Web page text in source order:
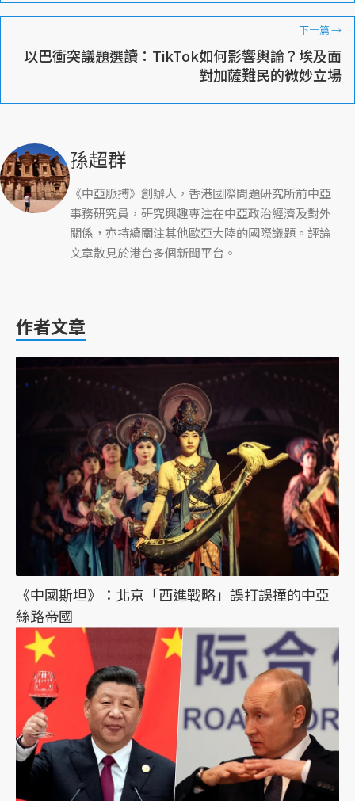
下一篇→
以巴衝突議題選讀：TikTok如何影響輿論？埃及面
對加薩難民的微妙立場
孫超群
《中亞脈搏》創辦人，香港國際問題研究所前中亞
事務研究員，研究興趣專注在中亞政治經濟及對外
關係，亦持續關注其他歐亞大陸的國際議題。評論
文章散見於港台多個新聞平台。
作者文章
《中國斯坦》：北京「西進戰略」誤打誤撞的中亞
絲路帝國